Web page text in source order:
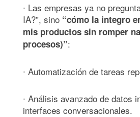
∙ Las empresas ya no
IA?”, sino “cómo la integro
mis productos sin romper
procesos)”:
∙ Automatización de tareas
∙ Análisis avanzado de datos
interfaces conversacionales.